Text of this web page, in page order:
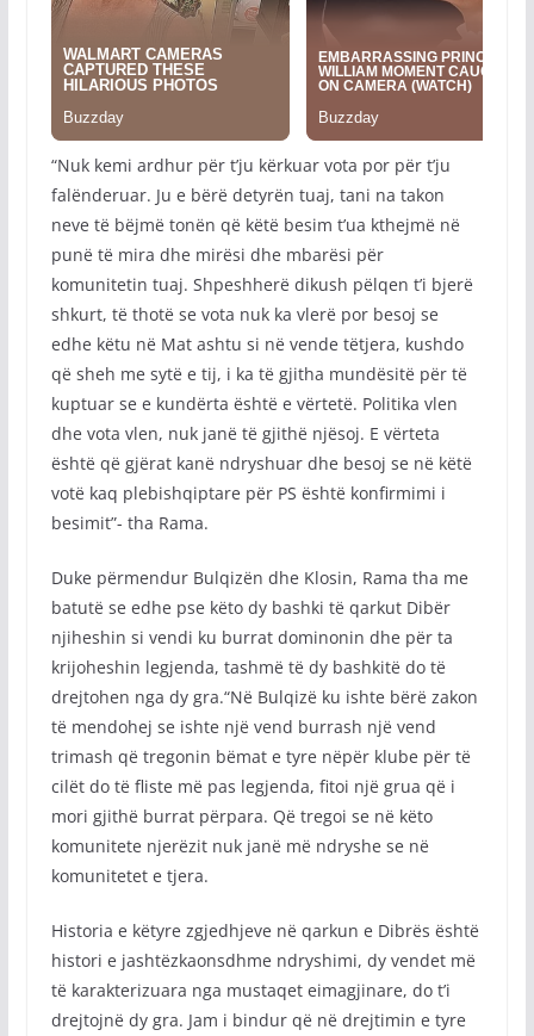
“Nuk kemi ardhur për t’ju kërkuar vota por për t’ju
falënderuar. Ju e bërë detyrën tuaj, tani na takon
neve të bëjmë tonën që këtë besim t’ua kthejmë në
punë të mira dhe mirësi dhe mbarësi për
komunitetin tuaj. Shpeshherë dikush pëlqen t’i bjerë
shkurt, të thotë se vota nuk ka vlerë por besoj se
edhe këtu në Mat ashtu si në vende tëtjera, kushdo
që sheh me sytë e tij, i ka të gjitha mundësitë për të
kuptuar se e kundërta është e vërtetë. Politika vlen
dhe vota vlen, nuk janë të gjithë njësoj. E vërteta
është që gjërat kanë ndryshuar dhe besoj se në këtë
votë kaq plebishqiptare për PS është konfirmimi i
besimit”- tha Rama.
Duke përmendur Bulqizën dhe Klosin, Rama tha me
batutë se edhe pse këto dy bashki të qarkut Dibër
njiheshin si vendi ku burrat dominonin dhe për ta
krijoheshin legjenda, tashmë të dy bashkitë do të
drejtohen nga dy gra.“Në Bulqizë ku ishte bërë zakon
të mendohej se ishte një vend burrash një vend
trimash që tregonin bëmat e tyre nëpër klube për të
cilët do të fliste më pas legjenda, fitoi një grua që i
mori gjithë burrat përpara. Që tregoi se në këto
komunitete njerëzit nuk janë më ndryshe se në
komunitetet e tjera.
Historia e këtyre zgjedhjeve në qarkun e Dibrës është
histori e jashtëzkaonsdhme ndryshimi, dy vendet më
të karakterizuara nga mustaqet eimagjinare, do t’i
drejtojnë dy gra. Jam i bindur që në drejtimin e tyre